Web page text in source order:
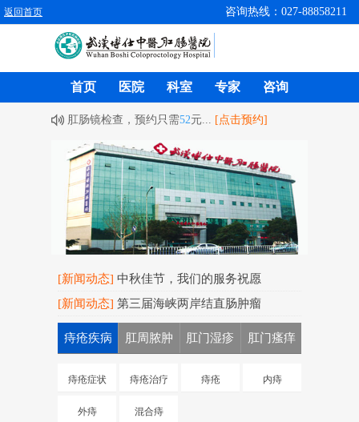
首页 医院 科室 专家 咨询
肛肠镜检查，预约只需52元... [点击预约]
[新闻动态] 中秋佳节，我们的服务祝愿
[新闻动态] 第三届海峡两岸结直肠肿瘤
痔疮疾病 肛周脓肿 肛门湿疹 肛门瘙痒
痔疮症状 痔疮治疗 痔疮 内痔
外痔 混合痔
返回首页 咨询热线：027-88858211